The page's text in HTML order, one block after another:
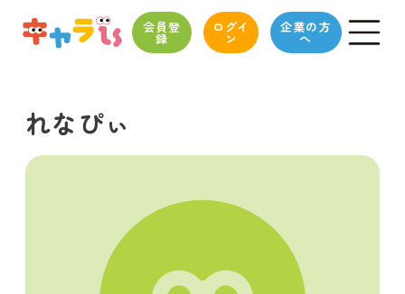
会員登
録
ログイ
ン
企業の方
へ
れなぴぃ